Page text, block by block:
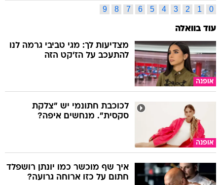
0
1
2
3
4
5
6
7
8
9
עוד בוואלה
אופנה
מצדיעות לך: מגי טביבי גרמה לנו
להתעכב על הז'קט הזה
אופנה
לכוכבת חתונמי יש "צלקת
סקסית". מנחשים איפה?
איך שף מוכשר כמו יונתן רושפלד
חתום על כזו ארוחה גרועה?